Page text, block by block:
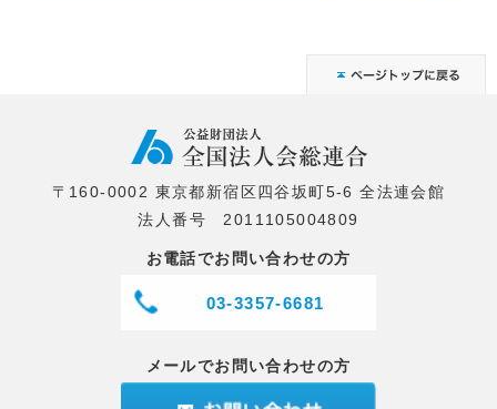
〒160-0002 東京都新宿区四谷坂町5-6 全法連会館
法人番号 2011105004809
お電話でお問い合わせの方
03-3357-6681
メールでお問い合わせの方